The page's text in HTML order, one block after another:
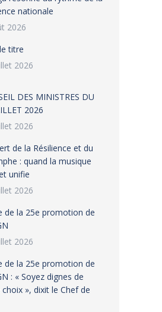
06-20 AT 13.19.40 (1)
nationale
2026
titre
2026
DES MINISTRES DU
2026
2026
de la Résilience et du
: quand la musique
unifie
2026
de la 25e promotion de
2026
de la 25e promotion de
: « Soyez dignes de
», dixit le Chef de